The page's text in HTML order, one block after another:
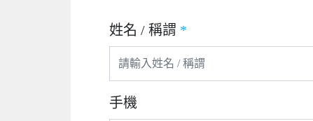
姓名 / 稱謂 *
手機